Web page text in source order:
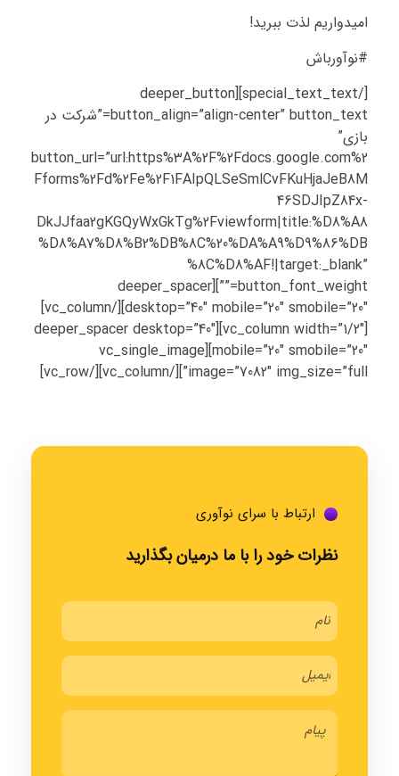
امیدواریم لذت ببرید!
#نوآورباش
[/special_text_text][deeper_button
button_align=”align-center” button_text=”شرکت در
بازی”
button_url=”url:https%3A%2F%2Fdocs.google.com%2
Fforms%2Fd%2Fe%2F1FAIpQLSeSmlCvFKuHjaJeB8M
46SDJIpZ84x-
DkJJfaa2gKGQyWxGkTg%2Fviewform|title:%D8%A8
%D8%A7%D8%B2%DB%8C%20%DA%A9%D9%86%DB
%8C%D8%AF!|target:_blank”
button_font_weight=””][deeper_spacer
desktop=”40″ mobile=”20″ smobile=”20″][/vc_column]
[vc_column width=”1/2″][deeper_spacer desktop=”40″
mobile=”20″ smobile=”20″][vc_single_image
image=”7082″ img_size=”full”][/vc_column][/vc_row]
ارتباط با سرای نوآوری
نظرات خود را با ما درمیان بگذارید